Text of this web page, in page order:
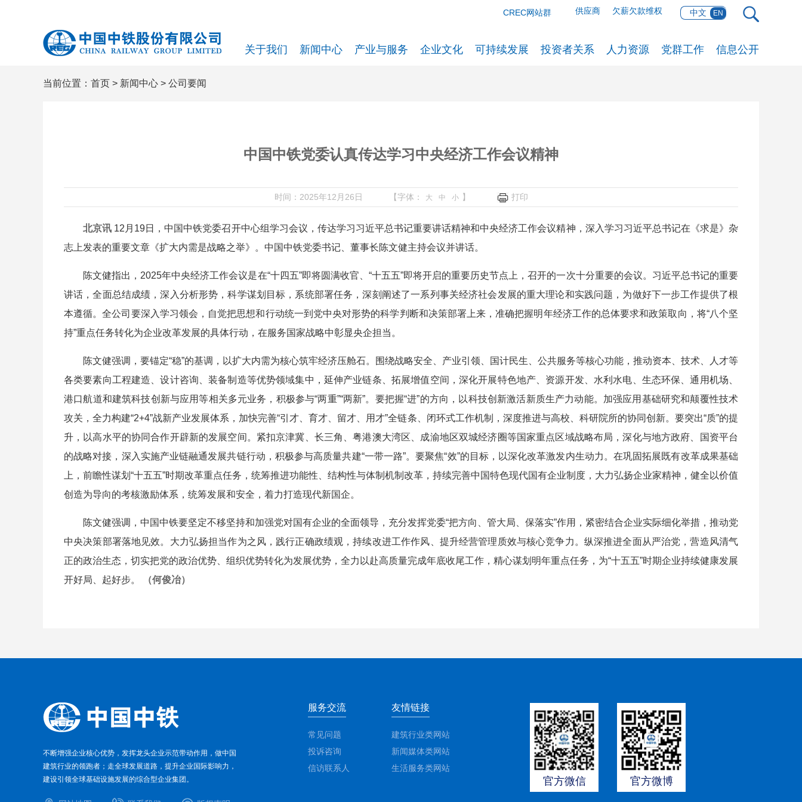
中文 EN
欠薪欠款维权
供应商
CREC网站群
关于我们 新闻中心 产业与服务 企业文化 可持续发展 投资者关系 人力资源 党群工作 信息公开
当前位置： 首页 > 新闻中心 > 公司要闻
中国中铁党委认真传达学习中央经济工作会议精神
时间：2025年12月26日 【字体： 大 中 小 】 打印
北京讯 12月19日，中国中铁党委召开中心组学习会议，传达学习习近平总书记重要讲话精神和中央经济工作会议精神，深入学习习近平总书记在《求是》杂
志上发表的重要文章《扩大内需是战略之举》。中国中铁党委书记、董事长陈文健主持会议并讲话。
陈文健指出，2025年中央经济工作会议是在“十四五”即将圆满收官、“十五五”即将开启的重要历史节点上，召开的一次十分重要的会议。习近平总书记的重要
讲话，全面总结成绩，深入分析形势，科学谋划目标，系统部署任务，深刻阐述了一系列事关经济社会发展的重大理论和实践问题，为做好下一步工作提供了根
本遵循。全公司要深入学习领会，自觉把思想和行动统一到党中央对形势的科学判断和决策部署上来，准确把握明年经济工作的总体要求和政策取向，将“八个坚
持”重点任务转化为企业改革发展的具体行动，在服务国家战略中彰显央企担当。
陈文健强调，要锚定“稳”的基调，以扩大内需为核心筑牢经济压舱石。围绕战略安全、产业引领、国计民生、公共服务等核心功能，推动资本、技术、人才等
各类要素向工程建造、设计咨询、装备制造等优势领域集中，延伸产业链条、拓展增值空间，深化开展特色地产、资源开发、水利水电、生态环保、通用机场、
港口航道和建筑科技创新与应用等相关多元业务，积极参与“两重”“两新”。要把握“进”的方向，以科技创新激活新质生产力动能。加强应用基础研究和颠覆性技术
攻关，全力构建“2+4”战新产业发展体系，加快完善“引才、育才、留才、用才”全链条、闭环式工作机制，深度推进与高校、科研院所的协同创新。要突出“质”的提
升，以高水平的协同合作开辟新的发展空间。紧扣京津冀、长三角、粤港澳大湾区、成渝地区双城经济圈等国家重点区域战略布局，深化与地方政府、国资平台
的战略对接，深入实施产业链融通发展共链行动，积极参与高质量共建“一带一路”。要聚焦“效”的目标，以深化改革激发内生动力。在巩固拓展既有改革成果基础
上，前瞻性谋划“十五五”时期改革重点任务，统筹推进功能性、结构性与体制机制改革，持续完善中国特色现代国有企业制度，大力弘扬企业家精神，健全以价值
创造为导向的考核激励体系，统筹发展和安全，着力打造现代新国企。
陈文健强调，中国中铁要坚定不移坚持和加强党对国有企业的全面领导，充分发挥党委“把方向、管大局、保落实”作用，紧密结合企业实际细化举措，推动党
中央决策部署落地见效。大力弘扬担当作为之风，践行正确政绩观，持续改进工作作风、提升经营管理质效与核心竞争力。纵深推进全面从严治党，营造风清气
正的政治生态，切实把党的政治优势、组织优势转化为发展优势，全力以赴高质量完成年底收尾工作，精心谋划明年重点任务，为“十五五”时期企业持续健康发展
开好局、起好步。
（何俊冶）
不断增强企业核心优势，发挥龙头企业示范带动作用，做中国
建筑行业的领跑者；走全球发展道路，提升企业国际影响力，
建设引领全球基础设施发展的综合型企业集团。
服务交流
常见问题
投诉咨询
信访联系人
友情链接
建筑行业类网站
新闻媒体类网站
生活服务类网站
官方微信 官方微博